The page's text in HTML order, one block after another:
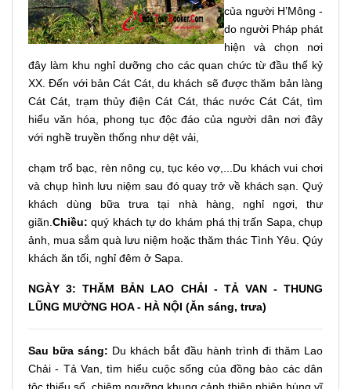
của người H’Mông -
do người Pháp phát
hiện và chọn nơi
đây làm khu nghỉ dưỡng cho các quan chức từ đầu thế kỷ
XX. Đến với bản Cát Cát, du khách sẽ được thăm bản làng
Cát Cát, trạm thủy điện Cát Cát, thác nước Cát Cát, tìm
hiểu văn hóa, phong tục độc đáo của người dân nơi đây
với nghề truyền thống như dệt vải,
chạm trổ bạc, rèn nông cụ, tục kéo vợ,...Du khách vui chơi
và chụp hình lưu niệm sau đó quay trở về khách sạn. Quý
khách dùng bữa trưa tại nhà hàng, nghỉ ngơi, thư
giãn. Chiều: quý khách tự do khám phá thị trấn Sapa, chụp
ảnh, mua sắm quà lưu niệm hoặc thăm thác Tình Yêu. Qúy
khách ăn tối, nghỉ đêm ở Sapa.
NGÀY 3: THĂM BẢN LAO CHẢI - TẢ VAN - THUNG
LŨNG MƯỜNG HOA - HÀ NỘI (Ăn sáng, trưa)
Sau bữa sáng: Du khách bắt đầu hành trình đi thăm Lao
Chải - Tả Van, tìm hiểu cuộc sống của đồng bào các dân